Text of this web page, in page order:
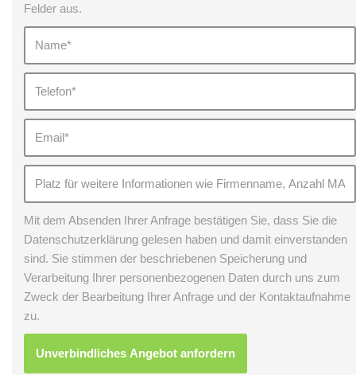
Felder aus.
Mit dem Absenden Ihrer Anfrage bestätigen Sie, dass Sie die
Datenschutzerklärung gelesen haben und damit einverstanden
sind. Sie stimmen der beschriebenen Speicherung und
Verarbeitung Ihrer personenbezogenen Daten durch uns zum
Zweck der Bearbeitung Ihrer Anfrage und der Kontaktaufnahme
zu.